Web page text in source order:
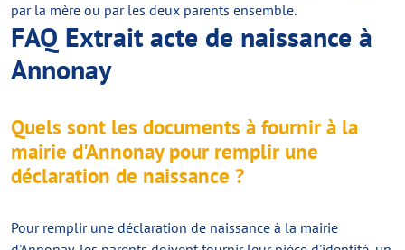
par la mère ou par les deux parents ensemble.
FAQ Extrait acte de naissance à
Annonay
Quels sont les documents à fournir à la
mairie d'Annonay pour remplir une
déclaration de naissance ?
Pour remplir une déclaration de naissance à la mairie